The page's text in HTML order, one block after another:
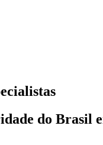
do Brasil